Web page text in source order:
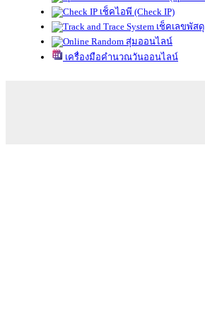
เช็คไอพี (Check IP)
เช็คเลขพัสดุ
สุ่มออนไลน์
เครื่องมือคำนวณวันออนไลน์